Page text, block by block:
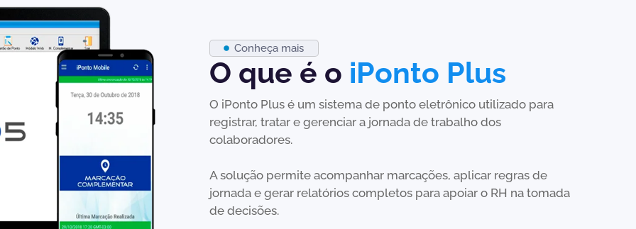
Conheça mais
O que é o iPonto Plus
O iPonto Plus é um sistema de ponto eletrônico utilizado para
registrar, tratar e gerenciar a jornada de trabalho dos
colaboradores.
A solução permite acompanhar marcações, aplicar regras de
jornada e gerar relatórios completos para apoiar o RH na tomada
de decisões.